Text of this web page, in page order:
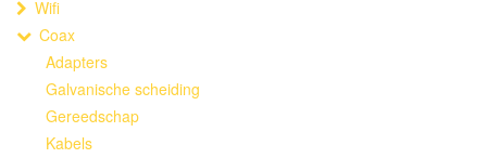
Wifi
Coax
Adapters
Galvanische scheiding
Gereedschap
Kabels